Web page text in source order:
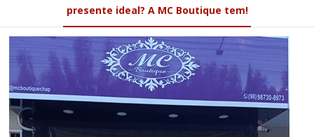
presente ideal? A MC Boutique tem!